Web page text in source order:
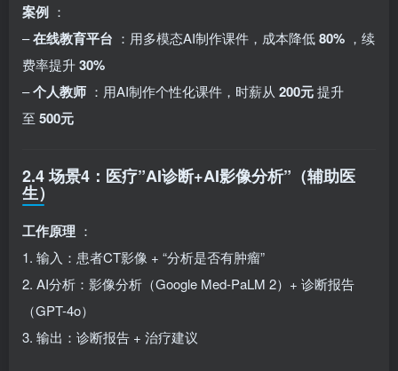
案例 ：
–在线教育平台 ：用多模态AI制作课件，成本降低80% ，续
费率提升30%
–个人教师 ：用AI制作个性化课件，时薪从 200元提升
至 500元
2.4 场景4：医疗”AI诊断+AI影像分析”（辅助医
生）
工作原理 ：
1. 输入：患者CT影像 + “分析是否有肿瘤”
2. AI分析：影像分析（Google Med-PaLM 2）+ 诊断报告
（GPT-4o）
3. 输出：诊断报告 + 治疗建议